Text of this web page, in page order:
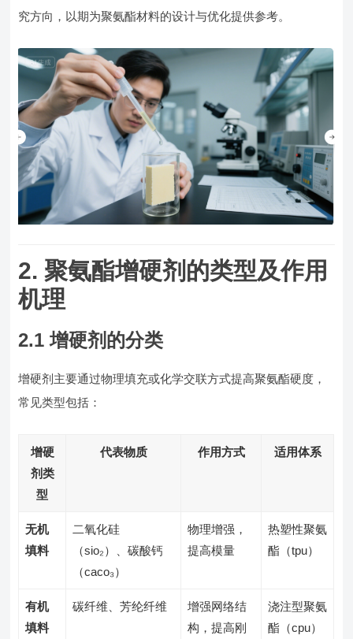
究方向，以期为聚氨酯材料的设计与优化提供参考。
2. 聚氨酯增硬剂的类型及作用
机理
2.1 增硬剂的分类
增硬剂主要通过物理填充或化学交联方式提高聚氨酯硬度，
常见类型包括：
增硬
剂类
型
代表物质 作用方式 适用体系
无机
填料
二氧化硅
（sio₂）、碳酸钙
（caco₃）
物理增强，
提高模量
热塑性聚氨
酯（tpu）
有机
填料
碳纤维、芳纶纤维
增强网络结
构，提高刚
浇注型聚氨
酯（cpu）